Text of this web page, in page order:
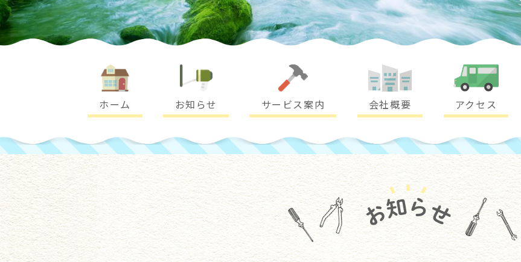
ホーム お知らせ サービス案内 会社概要 アクセス